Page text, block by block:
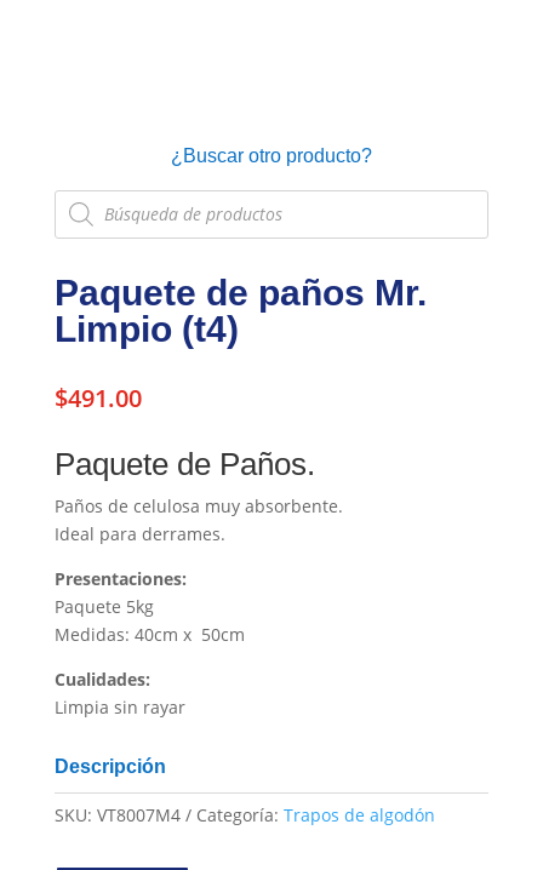
¿Buscar otro producto?
Búsqueda
de
productos
Paquete de paños Mr.
Limpio (t4)
$491.00
Paquete de Paños.
Paños de celulosa muy absorbente.
Ideal para derrames.
Presentaciones:
Paquete 5kg
Medidas: 40cm x 50cm
Cualidades:
Limpia sin rayar
Descripción
SKU: VT8007M4 Categoría: Trapos de algodón